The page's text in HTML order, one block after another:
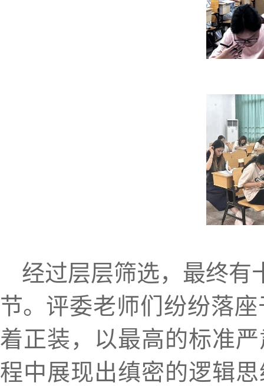
经过层层筛选，最终有
节。 评委老师们纷纷落
着正装，以最高的标准
程中展现出缜密的逻辑